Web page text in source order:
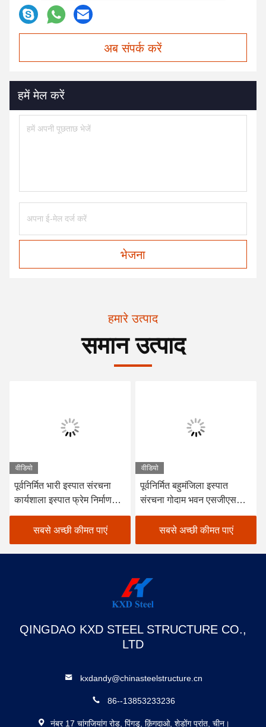
अब संपर्क करें
हमें मेल करें
भेजना
हमारे उत्पाद
समान उत्पाद
वीडियो
पूर्वनिर्मित भारी इस्पात संरचना
कार्यशाला इस्पात फ्रेम निर्माण
भंडारण शेड
सबसे अच्छी कीमत पाएं
वीडियो
पूर्वनिर्मित बहुमंजिला इस्पात
संरचना गोदाम भवन एसजीएस
बीवी सीई अनुमोदित
सबसे अच्छी कीमत पाएं
QINGDAO KXD STEEL STRUCTURE CO.,
LTD
kxdandy@chinasteelstructure.cn
86--13853233236
नंबर 17 चांगजियांग रोड, पिंगडु, क़िंगदाओ, शेडोंग प्रांत, चीन।